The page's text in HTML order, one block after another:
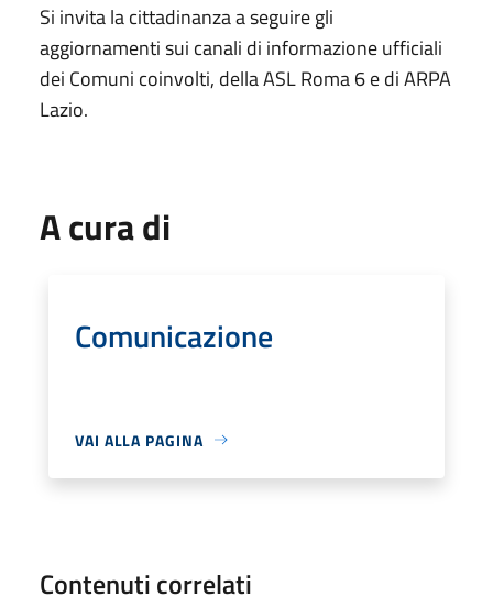
Si invita la cittadinanza a seguire gli
aggiornamenti sui canali di informazione ufficiali
dei Comuni coinvolti, della ASL Roma 6 e di ARPA
Lazio.
A cura di
Comunicazione
VAI ALLA PAGINA
Contenuti correlati